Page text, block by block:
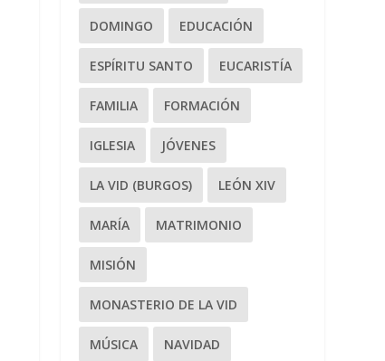
DOMINGO EDUCACIÓN
ESPÍRITU SANTO EUCARISTÍA
FAMILIA FORMACIÓN
IGLESIA JÓVENES
LA VID (BURGOS) LEÓN XIV
MARÍA MATRIMONIO
MISIÓN
MONASTERIO DE LA VID
MÚSICA NAVIDAD